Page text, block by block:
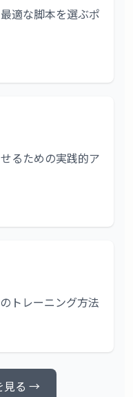
適な脚本を選ぶポ
るための実践的ア
トレーニング方法
見る →